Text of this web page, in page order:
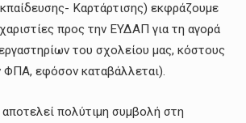
Καρτάρτισης) εκφράζουμε
προς την ΕΥΔΑΠ για τη αγορά
του σχολείου μας, κόστους
εφόσον καταβάλλεται).
πολύτιμη συμβολή στη